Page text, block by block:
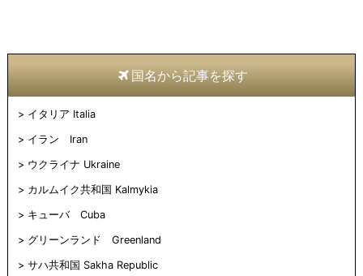
国名から記事を探す
イタリア Italia
イラン Iran
ウクライナ Ukraine
カルムイク共和国 Kalmykia
キューバ Cuba
グリーンランド Greenland
サハ共和国 Sakha Republic